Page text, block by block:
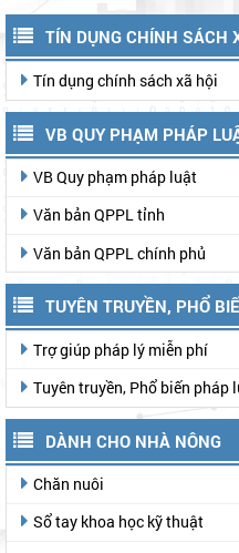
TÍN DỤNG CHÍNH SÁCH
Tín dụng chính sách xã hội
VB QUY PHẠM PHÁP
VB Quy phạm pháp luật
Văn bản QPPL tỉnh
Văn bản QPPL chính phủ
TUYÊN TRUYỀN, PHỔ
Trợ giúp pháp lý miễn phí
Tuyên truyền, Phổ biến pháp
DÀNH CHO NHÀ NÔNG
Chăn nuôi
Sổ tay khoa học kỹ thuật